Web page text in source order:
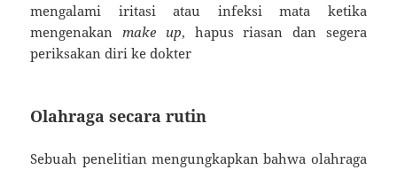
mengalami iritasi atau infeksi mata ketika
mengenakanmake up, hapus riasan dan segera
periksakan diri ke dokter
Olahraga secara rutin
Sebuah penelitian mengungkapkan bahwa olahraga